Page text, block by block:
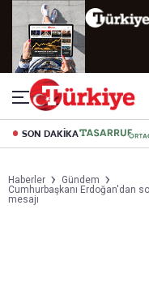
SON DAKİKA
Haberler
Gündem
Cumhurbaşkanı Erdoğan'dan
mesajı